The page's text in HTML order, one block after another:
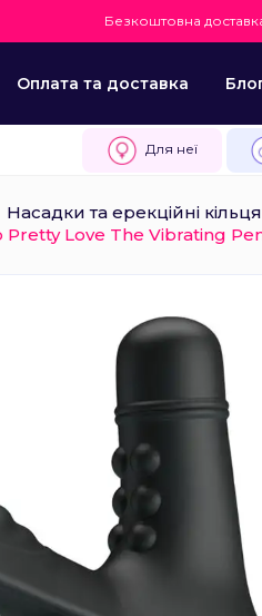
Безкоштовна
Оплата та доставка
Для неї
Насадки та ерекційні кільця
Pretty Love The Vibrating